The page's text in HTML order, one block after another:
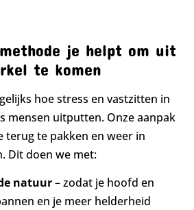
je helpt om uit
te komen
hoe stress en vastzitten in
mensen uitputten. Onze aanpak
terug te pakken en weer in
Dit doen we met:
natuur– zodat je hoofd en
en je meer helderheid